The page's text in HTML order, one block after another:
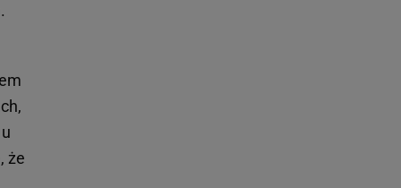
że